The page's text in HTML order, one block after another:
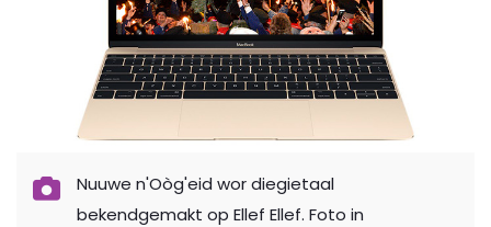
Nuuwe n'Oòg'eid wor diegietaal
bekendgemakt op Ellef Ellef. Foto in